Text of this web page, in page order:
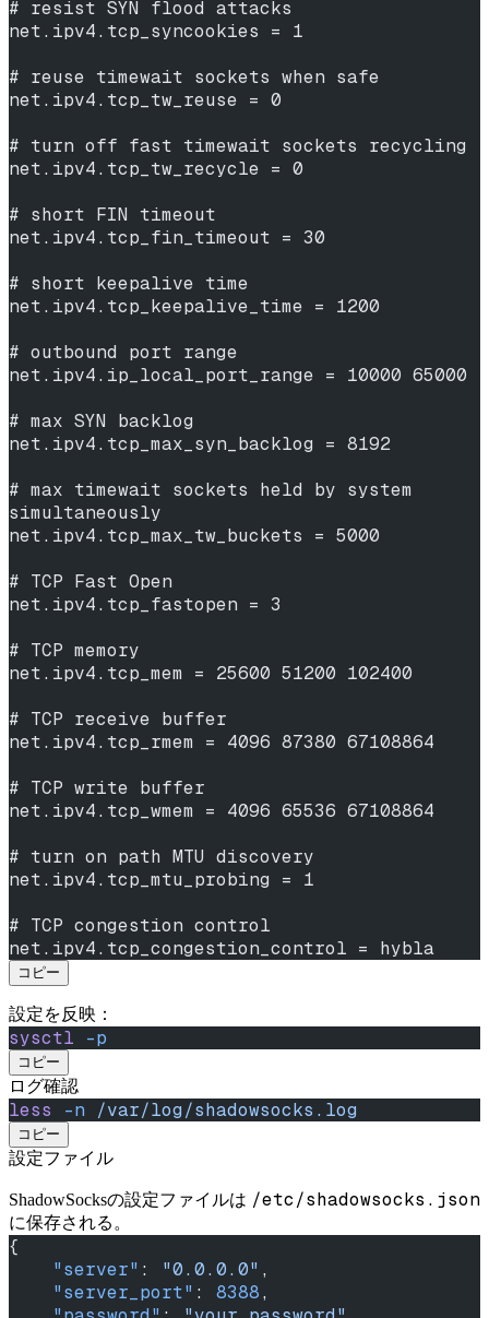
# resist SYN flood attacks
net.ipv4.tcp_syncookies = 1
# reuse timewait sockets when safe
net.ipv4.tcp_tw_reuse = 0
# turn off fast timewait sockets recycling
net.ipv4.tcp_tw_recycle = 0
# short FIN timeout
net.ipv4.tcp_fin_timeout = 30
# short keepalive time
net.ipv4.tcp_keepalive_time = 1200
# outbound port range
net.ipv4.ip_local_port_range = 10000 65000
# max SYN backlog
net.ipv4.tcp_max_syn_backlog = 8192
# max timewait sockets held by system
simultaneously
net.ipv4.tcp_max_tw_buckets = 5000
# TCP Fast Open
net.ipv4.tcp_fastopen = 3
# TCP memory
net.ipv4.tcp_mem = 25600 51200 102400
# TCP receive buffer
net.ipv4.tcp_rmem = 4096 87380 67108864
# TCP write buffer
net.ipv4.tcp_wmem = 4096 65536 67108864
# turn on path MTU discovery
net.ipv4.tcp_mtu_probing = 1
# TCP congestion control
net.ipv4.tcp_congestion_control = hybla
コピー
設定を反映：
sysctl -p
コピー
ログ確認
less -n /var/log/shadowsocks.log
コピー
設定ファイル
ShadowSocksの設定ファイルは /etc/shadowsocks.json
に保存される。
{
    "server"
: "0.0.0.0" ,
    "server_port"
: 8388,